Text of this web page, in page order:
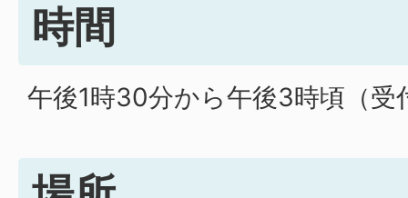
時間
午後1時30分から午後3時頃（受